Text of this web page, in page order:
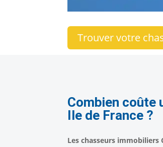
Trouver votre
Combien coûte
Ile de France ?
Les chasseurs